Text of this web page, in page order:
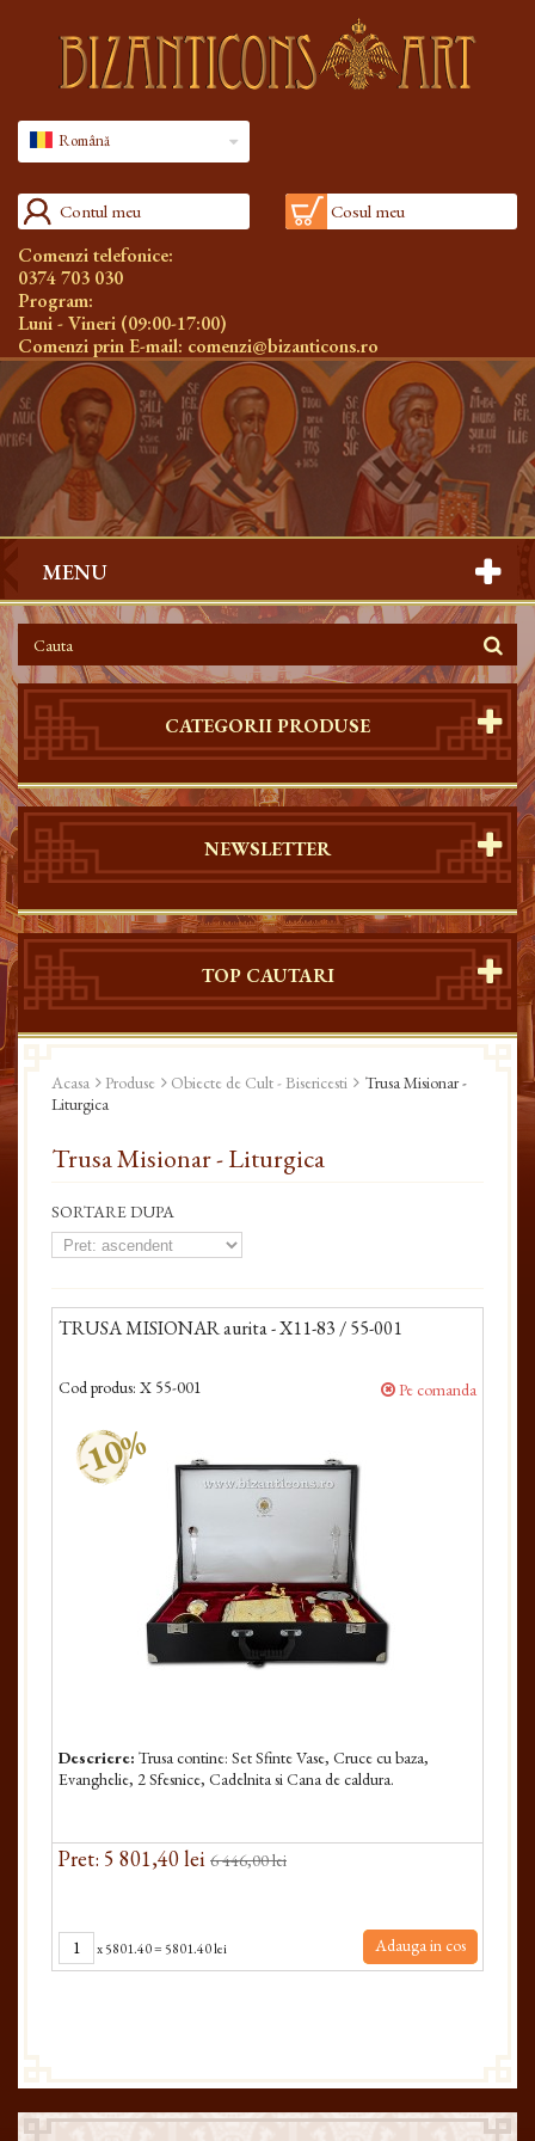
Română
Contul meu Cosul meu
Comenzi telefonice:
0374 703 030
Program:
Luni - Vineri (09:00-17:00)
Comenzi prin E-mail: comenzi@bizanticons.ro
MENU
CATEGORII PRODUSE
NEWSLETTER
TOP CAUTARI
Acasa Produse Obiecte de Cult - Bisericesti
Trusa Misionar -
Liturgica
Trusa Misionar - Liturgica
SORTARE DUPA
TRUSA MISIONAR aurita - X11-83 / 55-001
Cod produs: X 55-001 Pe comanda
-10%
Descriere: Trusa contine: Set Sfinte Vase, Cruce cu baza,
Evanghelie, 2 Sfesnice, Cadelnita si Cana de caldura.
Pret: 5 801,40 lei 6 446,00 lei
x5801.40= 5801.40 lei Adauga in cos